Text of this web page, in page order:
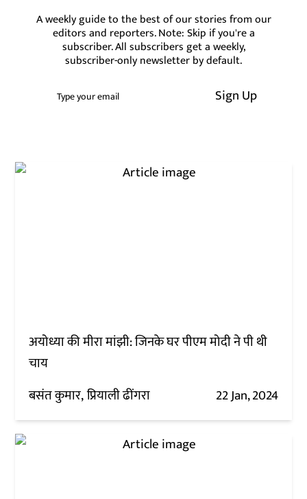
A weekly guide to the best of our stories from our
editors and reporters. Note: Skip if you're a
subscriber. All subscribers get a weekly,
subscriber-only newsletter by default.
Sign Up
अयोध्या की मीरा मांझी: जिनके घर पीएम मोदी ने पी थी
चाय
बसंत कुमार प्रियाली ढींगरा 22 Jan, 2024